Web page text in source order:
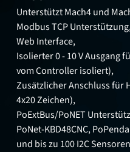
Unterstützt Mach4 und
Modbus TCP
Web Interface,
Isolierter 0 - 10 V Ausgang
vom Controller isoliert),
Zusätzlicher Anschluss für
4x20 Zeichen),
PoExtBus/PoNET
PoNet-KBD48CNC,
und bis zu 100 I2C Sensoren